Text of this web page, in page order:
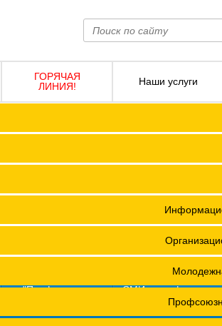
Решения Советов Федерации
Постановления президиумов
проведения специальной оценки
ГОРЯЧАЯ
ЛИНИЯ!
Наши услуги
"Профсоюзная
СМИ о профсоюзах